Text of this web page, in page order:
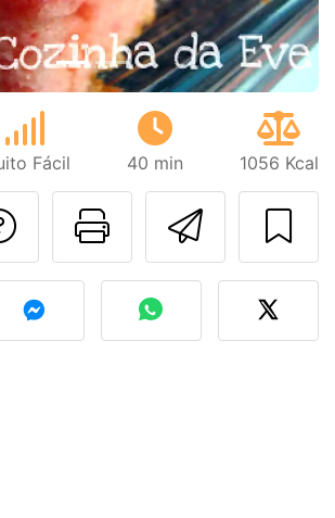
Fácil 40 min 1056 Kcal
Imprima
Falar com o autor
receita?